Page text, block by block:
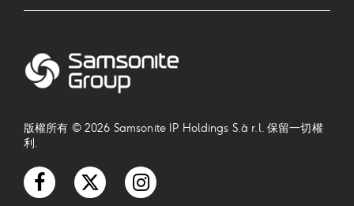
版權所有 © 2026 Samsonite IP Holdings S.à r.l. 保留一切權
利.